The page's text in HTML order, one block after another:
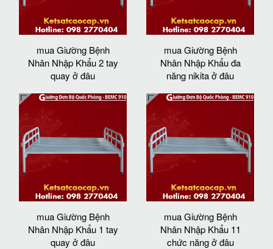
mua Giường Bệnh
Nhân Nhập Khẩu 2 tay
quay ở đâu
mua Giường Bệnh
Nhân Nhập Khẩu đa
năng nikita ở đâu
mua Giường Bệnh
Nhân Nhập Khẩu 1 tay
quay ở đâu
mua Giường Bệnh
Nhân Nhập Khẩu 11
chức năng ở đâu